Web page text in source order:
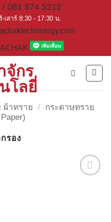
081 874 5212
เสาร์ 8:30 - 17:30 น.
ผ้าทราย /
กระดาษทราย
รอง